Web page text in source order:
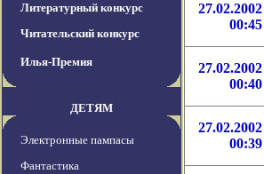
Литературный конкурс
Читательский конкурс
Илья-Премия
ДЕТЯМ
Электронные пампасы
Фантастика
27.02.2002
00:45
27.02.2002
00:40
27.02.2002
00:39